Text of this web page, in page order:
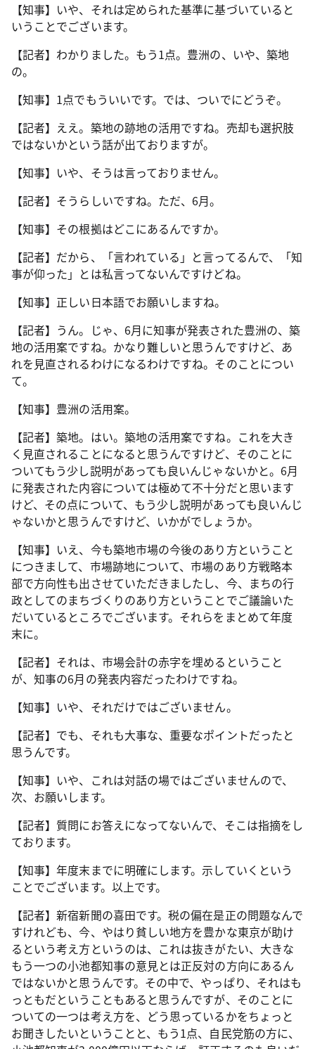
【知事】いや、それは定められた基準に基づいていると
いうことでございます。
【記者】わかりました。もう1点。豊洲の、いや、築地
の。
【知事】1点でもういいです。では、ついでにどうぞ。
【記者】ええ。築地の跡地の活用ですね。売却も選択肢
ではないかという話が出ておりますが。
【知事】いや、そうは言っておりません。
【記者】そうらしいですね。ただ、6月。
【知事】その根拠はどこにあるんですか。
【記者】だから、「言われている」と言ってるんで、「知
事が仰った」とは私言ってないんですけどね。
【知事】正しい日本語でお願いしますね。
【記者】うん。じゃ、6月に知事が発表された豊洲の、築
地の活用案ですね。かなり難しいと思うんですけど、あ
れを見直されるわけになるわけですね。そのことについ
て。
【知事】豊洲の活用案。
【記者】築地。はい。築地の活用案ですね。これを大き
く見直されることになると思うんですけど、そのことに
ついてもう少し説明があっても良いんじゃないかと。6月
に発表された内容については極めて不十分だと思います
けど、その点について、もう少し説明があっても良いんじ
ゃないかと思うんですけど、いかがでしょうか。
【知事】いえ、今も築地市場の今後のあり方ということ
につきまして、市場跡地について、市場のあり方戦略本
部で方向性も出させていただきましたし、今、まちの行
政としてのまちづくりのあり方ということでご議論いた
だいているところでございます。それらをまとめて年度
末に。
【記者】それは、市場会計の赤字を埋めるということ
が、知事の6月の発表内容だったわけですね。
【知事】いや、それだけではございません。
【記者】でも、それも大事な、重要なポイントだったと
思うんです。
【知事】いや、これは対話の場ではございませんので、
次、お願いします。
【記者】質問にお答えになってないんで、そこは指摘をし
ております。
【知事】年度末までに明確にします。示していくという
ことでございます。以上です。
【記者】新宿新聞の喜田です。税の偏在是正の問題なんで
すけれども、今、やはり貧しい地方を豊かな東京が助け
るという考え方というのは、これは抜きがたい、大きな
もう一つの小池都知事の意見とは正反対の方向にあるん
ではないかと思うんです。その中で、やっぱり、それはも
っともだということもあると思うんですが、そのことに
ついての一つは考え方を、どう思っているかをちょっと
お聞きしたいということと、もう1点、自民党筋の方に、